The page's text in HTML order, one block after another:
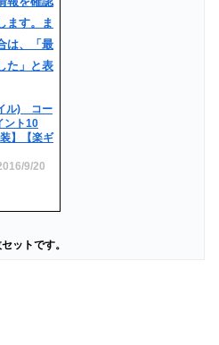
ル) コー
ト10
】【楽ギ
9/20
ットです。